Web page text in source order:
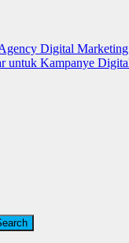
Digital Marketing
untuk Kampanye